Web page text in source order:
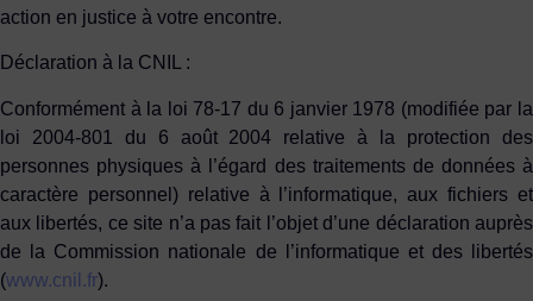
action en justice à votre encontre.
Déclaration à la CNIL :
Conformément à la loi 78-17 du 6 janvier 1978 (modifiée par la
loi 2004-801 du 6 août 2004 relative à la protection des
personnes physiques à l’égard des traitements de données à
caractère personnel) relative à l’informatique, aux fichiers et
aux libertés, ce site n’a pas fait l’objet d’une déclaration auprès
de la Commission nationale de l’informatique et des libertés
(www.cnil.fr).